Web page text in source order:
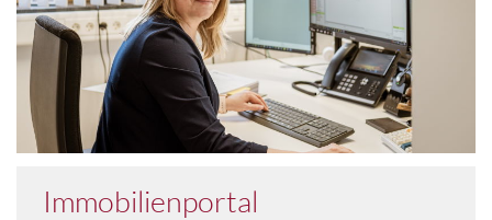
Immobilienportal